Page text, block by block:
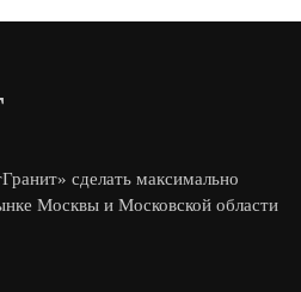
сделать максимально
Москвы и Московской области